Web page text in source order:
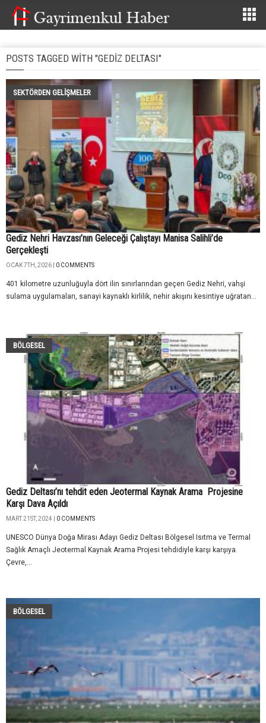
POSTS TAGGED WITH "GEDIZ DELTASI"
SEKTÖRDEN GELIŞMELER
Gediz Nehri Havzası’nın Geleceği Çalıştayı Manisa Salihli’de
Gerçekleşti
OCAK 7TH, 2026 | 0 COMMENTS
401 kilometre uzunluğuyla dört ilin sınırlarından geçen Gediz Nehri, vahşi
sulama uygulamaları, sanayi kaynaklı kirlilik, nehir akışını kesintiye uğratan...
BÖLGESEL
Gediz Deltası’nı tehdit eden Jeotermal Kaynak Arama Projesine
Karşı Dava Açıldı
MART 21ST, 2024 | 0 COMMENTS
UNESCO Dünya Doğa Mirası Adayı Gediz Deltası Bölgesel Isıtma ve Termal
Sağlık Amaçlı Jeotermal Kaynak Arama Projesi tehdidiyle karşı karşıya.
Çevre,...
BÖLGESEL